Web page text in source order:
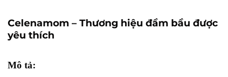
Celenamom – Thương hiệu đầm bầu được
yêu thích
Mô tả: